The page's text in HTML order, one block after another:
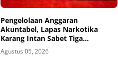
Pengelolaan Anggaran
Akuntabel, Lapas Narkotika
Karang Intan Sabet Tiga
Penghargaan KPPN Banjarmasin
Agustus 05, 2026